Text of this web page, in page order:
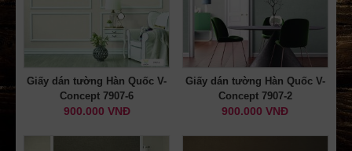
Giấy dán tường Hàn Quốc V-
Concept 7907-6
900.000 VNĐ
Giấy dán tường Hàn Quốc V-
Concept 7907-2
900.000 VNĐ